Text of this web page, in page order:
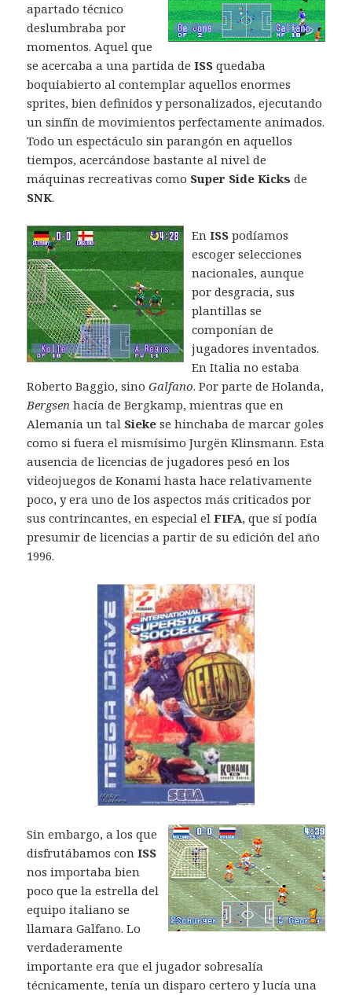
apartado técnico
deslumbraba por
momentos. Aquel que
se acercaba a una partida deISS quedaba
boquiabierto al contemplar aquellos enormes
sprites, bien definidos y personalizados, ejecutando
un sinfín de movimientos perfectamente animados.
Todo un espectáculo sin parangón en aquellos
tiempos, acercándose bastante al nivel de
máquinas recreativas como Super Side Kicks de
SNK.
EnISS podíamos
escoger selecciones
nacionales, aunque
por desgracia, sus
plantillas se
componían de
jugadores inventados.
En Italia no estaba
Roberto Baggio, sinoGalfano. Por parte de Holanda,
Bergsen hacía de Bergkamp, mientras que en
Alemania un tal Sieke se hinchaba de marcar goles
como si fuera el mismísimo Jurgën Klinsmann. Esta
ausencia de licencias de jugadores pesó en los
videojuegos de Konami hasta hace relativamente
poco, y era uno de los aspectos más criticados por
sus contrincantes, en especial elFIFA, que sí podía
presumir de licencias a partir de su edición del año
1996.
Sin embargo, a los que
disfrutábamos conISS
nos importaba bien
poco que la estrella del
equipo italiano se
llamara Galfano. Lo
verdaderamente
importante era que el jugador sobresalía
técnicamente, tenía un disparo certero y lucía una